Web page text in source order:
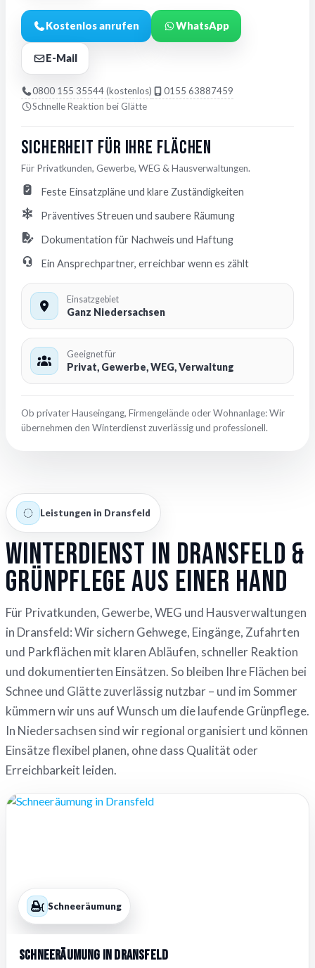
Kostenlos anrufen WhatsApp
E-Mail
0800 155 35544 (kostenlos)
0155 63887459
Schnelle Reaktion bei Glätte
Sicherheit für Ihre Flächen
Für Privatkunden, Gewerbe, WEG & Hausverwaltungen.
Feste Einsatzpläne und klare Zuständigkeiten
Präventives Streuen und saubere Räumung
Dokumentation für Nachweis und Haftung
Ein Ansprechpartner, erreichbar wenn es zählt
Einsatzgebiet
Ganz Niedersachsen
Geeignet für
Privat, Gewerbe, WEG, Verwaltung
Ob privater Hauseingang, Firmengelände oder Wohnanlage: Wir
übernehmen den Winterdienst zuverlässig und professionell.
Leistungen in Dransfeld
Winterdienst in Dransfeld &
Grünpflege aus einer Hand
Für Privatkunden, Gewerbe, WEG und Hausverwaltungen
in Dransfeld: Wir sichern Gehwege, Eingänge, Zufahrten
und Parkflächen mit klaren Abläufen, schneller Reaktion
und dokumentierten Einsätzen. So bleiben Ihre Flächen bei
Schnee und Glätte zuverlässig nutzbar – und im Sommer
kümmern wir uns auf Wunsch um die laufende Grünpflege.
In Niedersachsen sind wir regional organisiert und können
Einsätze flexibel planen, ohne dass Qualität oder
Erreichbarkeit leiden.
Schneeräumung
Schneeräumung in Dransfeld